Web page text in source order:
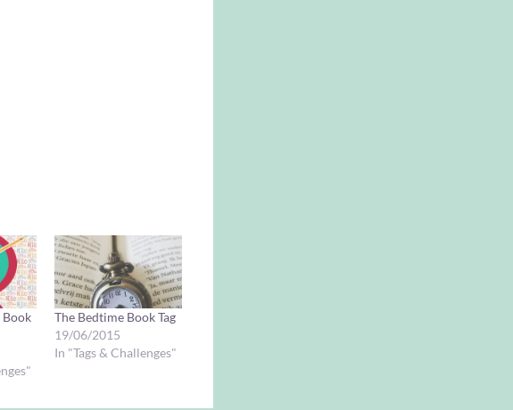
Book
The Bedtime Book Tag
19/06/2015
In "Tags & Challenges"